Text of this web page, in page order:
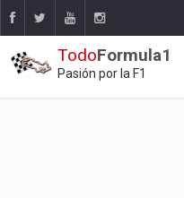
TodoFormula1
Pasión por la F1